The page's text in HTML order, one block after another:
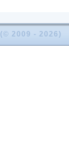
(© 2009 - 2026)